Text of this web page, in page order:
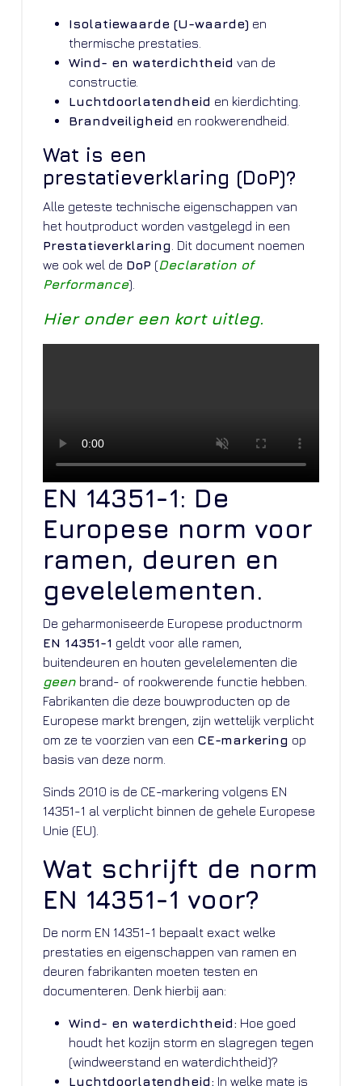
Isolatiewaarde (U-waarde) en
thermische prestaties.
Wind- en waterdichtheid van de
constructie.
Luchtdoorlatendheid en kierdichting.
Brandveiligheid en rookwerendheid.
Wat is een
prestatieverklaring (DoP)?
Alle geteste technische eigenschappen van
het houtproduct worden vastgelegd in een
Prestatieverklaring . Dit document noemen
we ook wel de DoP (Declaration of
Performance).
Hier onder een kort uitleg.
EN 14351-1: De
Europese norm voor
ramen, deuren en
gevelelementen.
De geharmoniseerde Europese productnorm
EN 14351-1 geldt voor alle ramen,
buitendeuren en houten gevelelementen die
geen brand- of rookwerende functie hebben.
Fabrikanten die deze bouwproducten op de
Europese markt brengen, zijn wettelijk verplicht
om ze te voorzien van een CE-markering op
basis van deze norm.
Sinds 2010 is de CE-markering volgens EN
14351-1 al verplicht binnen de gehele Europese
Unie (EU).
Wat schrijft de norm
EN 14351-1 voor?
De norm EN 14351-1 bepaalt exact welke
prestaties en eigenschappen van ramen en
deuren fabrikanten moeten testen en
documenteren. Denk hierbij aan:
Wind- en waterdichtheid: Hoe goed
houdt het kozijn storm en slagregen tegen
(windweerstand en waterdichtheid)?
Luchtdoorlatendheid: In welke mate is